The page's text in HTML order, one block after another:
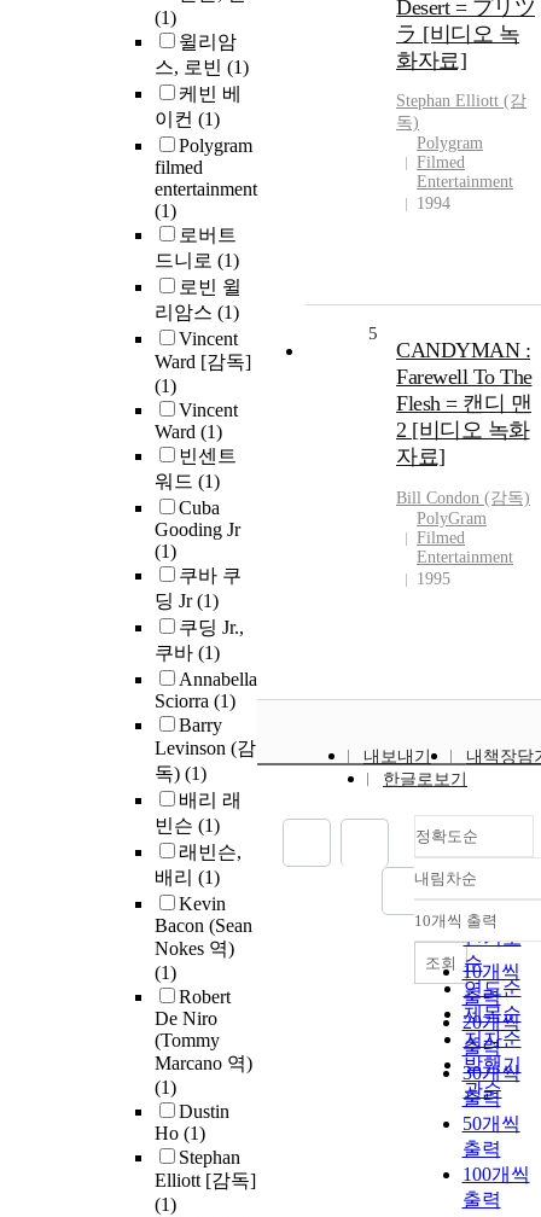
(1)
윌리암
스, 로빈 (1)
케빈 베
이컨 (1)
Polygram
filmed
entertainment
(1)
로버트
드니로 (1)
로빈 윌
리암스 (1)
Vincent
Ward [감독]
(1)
Vincent
Ward (1)
빈센트
워드 (1)
Cuba
Gooding Jr
(1)
쿠바 쿠
딩 Jr(1)
쿠딩 Jr.,
쿠바 (1)
Annabella
Sciorra (1)
Barry
Levinson (감
독) (1)
배리 래
빈슨 (1)
래빈슨,
배리 (1)
Kevin
Bacon (Sean
Nokes 역)
(1)
Robert
De Niro
(Tommy
Marcano 역)
(1)
Dustin
Ho (1)
Stephan
Elliott [감독]
(1)
Desert = プリツ
ラ [비디오 녹
화자료]
Stephan Elliott (감
독)
Polygram
Filmed
Entertainment
1994
5
CANDYMAN :
Farewell To The
Flesh = 캔디 맨
2 [비디오 녹화
자료]
Bill Condon (감독)
PolyGram
Filmed
Entertainment
1995
내보내기
내책장담
한글로보기
정확도순
정확도
순
인기도
순
연도순
제목순
저자순
발행기
관순
내림차순
내림차순
10개씩 출력
10개씩
출력
20개씩
출력
30개씩
출력
50개씩
출력
100개씩
출력
조회